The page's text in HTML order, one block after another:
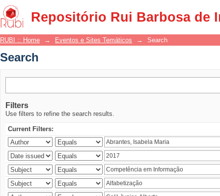
Repositório Rui Barbosa de
Search
RUBI :: Home → Eventos e Sites Temáticos → Search
Search
Filters
Use filters to refine the search results.
Current Filters: